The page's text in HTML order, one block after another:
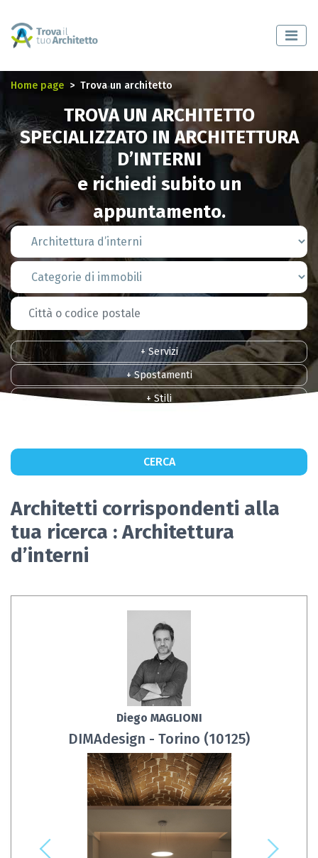
Home page Trova un architetto
TROVA UN ARCHITETTO
SPECIALIZZATO IN ARCHITETTURA
D’INTERNI
e richiedi subito un
appuntamento.
+ Servizi
+ Spostamenti
+ Stili
CERCA
Architetti corrispondenti alla
tua ricerca : Architettura
d’interni
Diego MAGLIONI
DIMAdesign - Torino (10125)